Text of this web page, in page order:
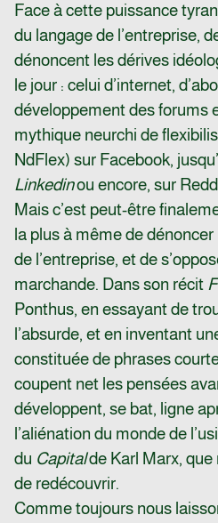
Face à cette puissance
du langage de l’entreprise,
dénoncent les dérives
le jour : celui d’internet,
développement des forums
mythique neurchi de
NdFlex) sur Facebook,
Linkedinou encore, sur
Mais c’est peut-être
la plus à même de
de l’entreprise, et de
marchande. Dans son récit
Ponthus, en essayant de
l’absurde, et en inventant
constituée de phrases
coupent net les pensées
développent, se bat, ligne
l’aliénation du monde de
du Capitalde Karl Marx,
de redécouvrir.
Comme toujours nous